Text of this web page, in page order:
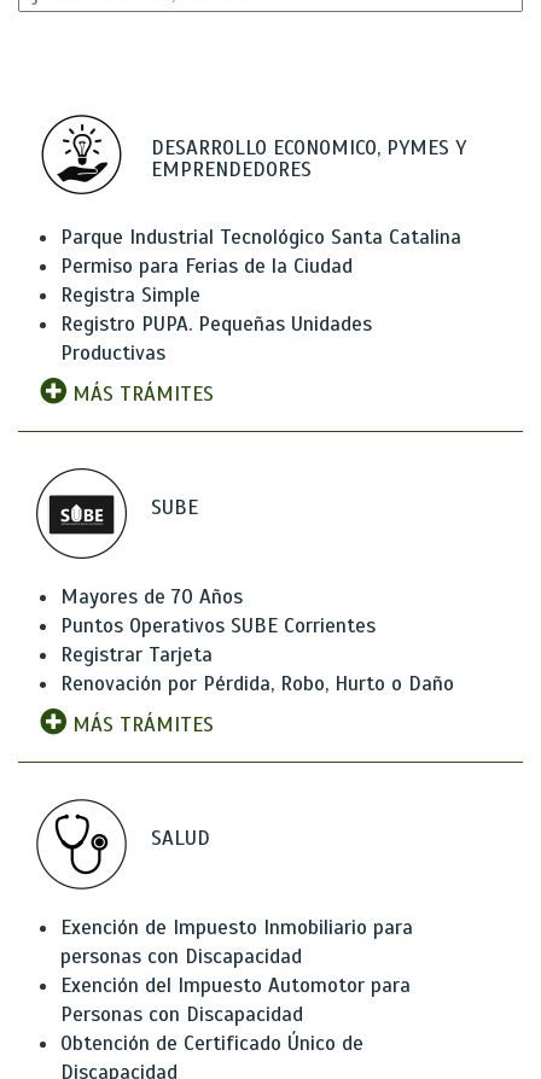
DESARROLLO ECONOMICO, PYMES Y
EMPRENDEDORES
Parque Industrial Tecnológico Santa Catalina
Permiso para Ferias de la Ciudad
Registra Simple
Registro PUPA. Pequeñas Unidades
Productivas
MÁS TRÁMITES
SUBE
Mayores de 70 Años
Puntos Operativos SUBE Corrientes
Registrar Tarjeta
Renovación por Pérdida, Robo, Hurto o Daño
MÁS TRÁMITES
SALUD
Exención de Impuesto Inmobiliario para
personas con Discapacidad
Exención del Impuesto Automotor para
Personas con Discapacidad
Obtención de Certificado Único de
Discapacidad